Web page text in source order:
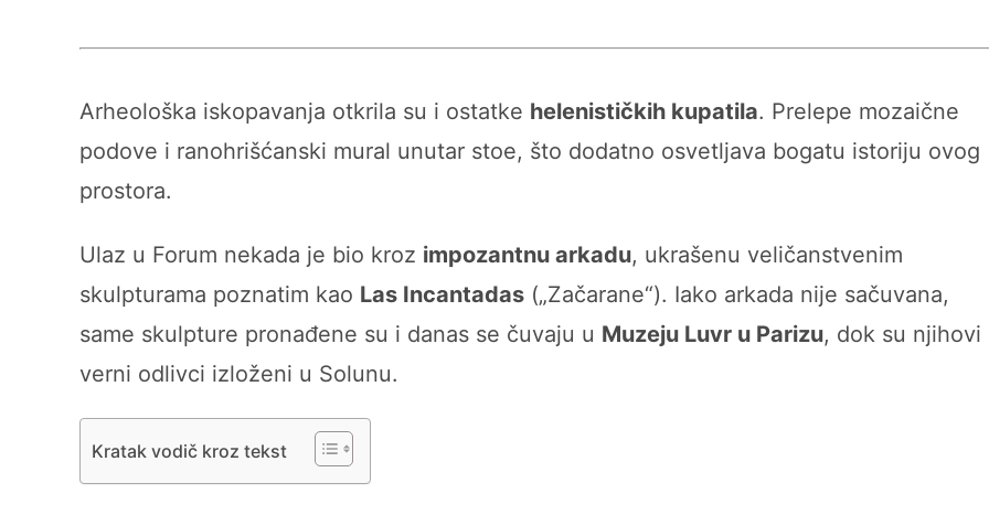
Arheološka iskopavanja otkrila su i ostatke helenističkih kupatila. Prelepe mozaične
podove i ranohrišćanski mural unutar stoe, što dodatno osvetljava bogatu istoriju ovog
prostora.
Ulaz u Forum nekada je bio kroz impozantnu arkadu, ukrašenu veličanstvenim
skulpturama poznatim kao Las Incantadas („Začarane“). Iako arkada nije sačuvana,
same skulpture pronađene su i danas se čuvaju u Muzeju Luvr u Parizu, dok su njihovi
verni odlivci izloženi u Solunu.
Kratak vodič kroz tekst